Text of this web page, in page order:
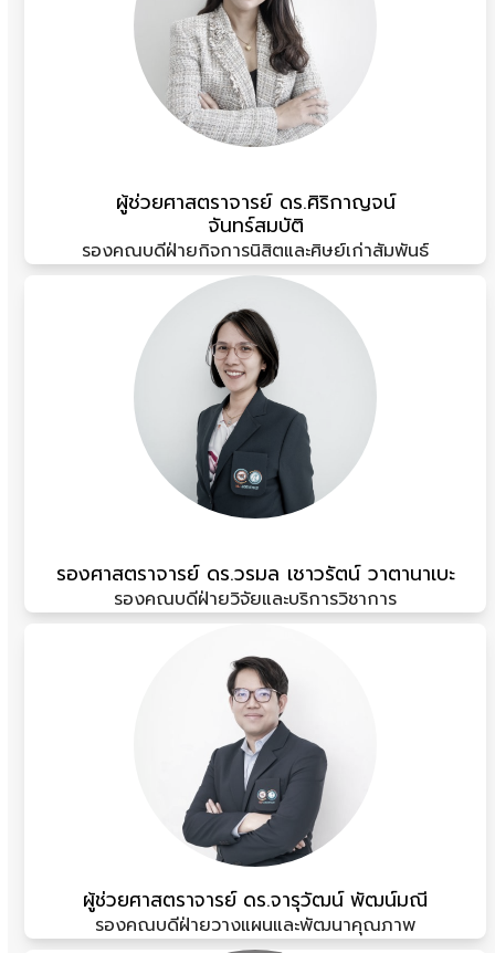
ผู้ช่วยศาสตราจารย์ ดร.ศิริกาญจน์
จันทร์สมบัติ
รองคณบดีฝ่ายกิจการนิสิตและศิษย์เก่าสัมพันธ์
รองศาสตราจารย์ ดร.วรมล เชาวรัตน์ วาตานาเบะ
รองคณบดีฝ่ายวิจัยและบริการวิชาการ
ผู้ช่วยศาสตราจารย์ ดร.จารุวัฒน์ พัฒน์มณี
รองคณบดีฝ่ายวางแผนและพัฒนาคุณภาพ